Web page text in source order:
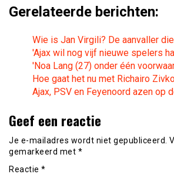
Gerelateerde berichten:
Wie is Jan Virgili? De aanvaller
'Ajax wil nog vijf nieuwe spelers
'Noa Lang (27) onder één
Hoe gaat het nu met Richairo
Ajax, PSV en Feyenoord azen op
Geef een reactie
Je e-mailadres wordt niet gepubliceerd.
gemarkeerd met *
Reactie *